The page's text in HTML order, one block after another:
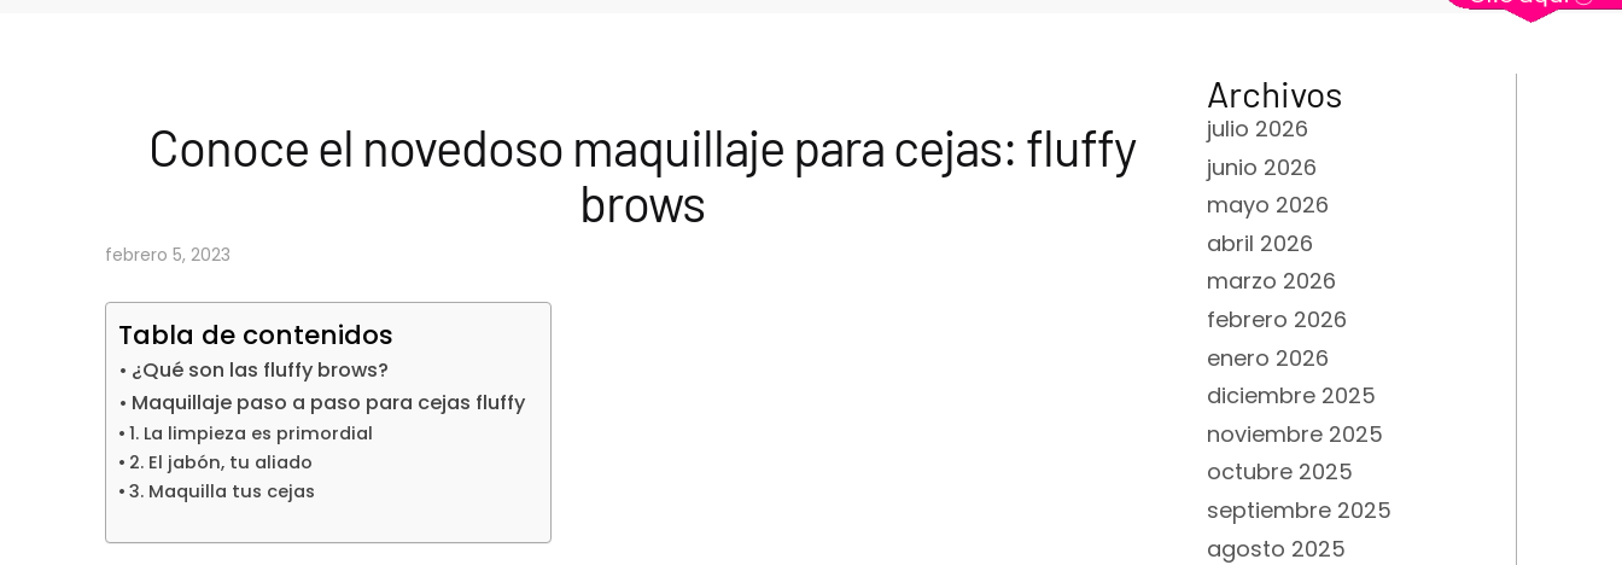
Conoce el novedoso maquillaje para cejas: fluffy
brows
febrero 5, 2023
Tabla de contenidos
¿Qué son las fluffy brows?
Maquillaje paso a paso para cejas fluffy
1. La limpieza es primordial
2. El jabón, tu aliado
3. Maquilla tus cejas
Archivos
julio 2026
junio 2026
mayo 2026
abril 2026
marzo 2026
febrero 2026
enero 2026
diciembre 2025
noviembre 2025
octubre 2025
septiembre 2025
agosto 2025